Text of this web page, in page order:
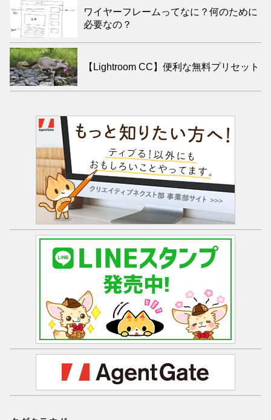
ワイヤーフレームってなに？何のために
必要なの？
【Lightroom CC】便利な無料プリセット